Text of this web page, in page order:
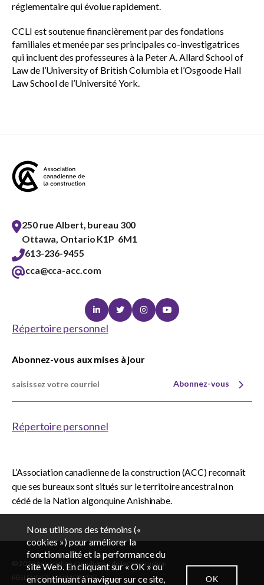
EN
réglementaire qui évolue rapidement.
CCLI est soutenue financièrement par des fondations
familiales et menée par ses principales co-investigatrices
qui incluent des professeures à la Peter A. Allard School of
Law de l’University of British Columbia et l’Osgoode Hall
Law School de l’Université York.
250 rue Albert, bureau 300
Ottawa, Ontario K1P 6M1
613-236-9455
cca@cca-acc.com
LinkedinTwitterInstagramYoutube
Répertoire personnel
Abonnez-vous aux mises à jour
Abonnez-vous
Répertoire personnel
L’Association canadienne de la construction (ACC) reconnaît
que ses bureaux sont situés sur le territoire ancestral non
cédé de la Nation algonquine Anishinabe.
© 2026 Association canadienne de la construction
RÈGLEMENTS ADMINISTRATIFS
Nous utilisons des témoins («
cookies ») pour améliorer la
fonctionnalité et la performance du
site Web. En cliquant sur « OK » ou
en continuant à naviguer sur ce site,
OK